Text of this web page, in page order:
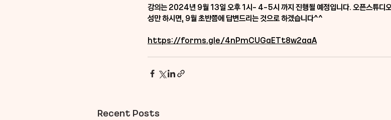
강의는 2024년 9월 13일 오후 1시- 4-5시 까지 진행될 예정입니다. 오픈스튜디오
성만 하시면, 9월 초반쯤에 답변드리는 것으로 하겠습니다^^
https://forms.gle/4nPmCUGaETt8w2aaA
Recent Posts